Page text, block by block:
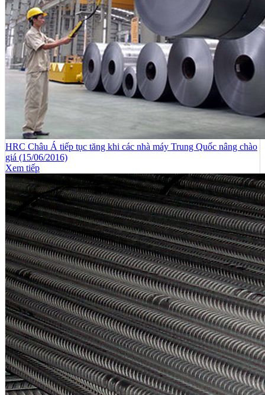
HRC Châu Á tiếp tục tăng khi các nhà máy Trung Quốc nâng chào
giá (15/06/2016)
Xem tiếp